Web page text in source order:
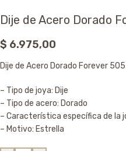
Dije de Acero Dorado
$ 6.975,00
Dije de Acero Dorado Forever
– Tipo de joya: Dije
– Tipo de acero: Dorado
– Característica específica de la
– Motivo: Estrella